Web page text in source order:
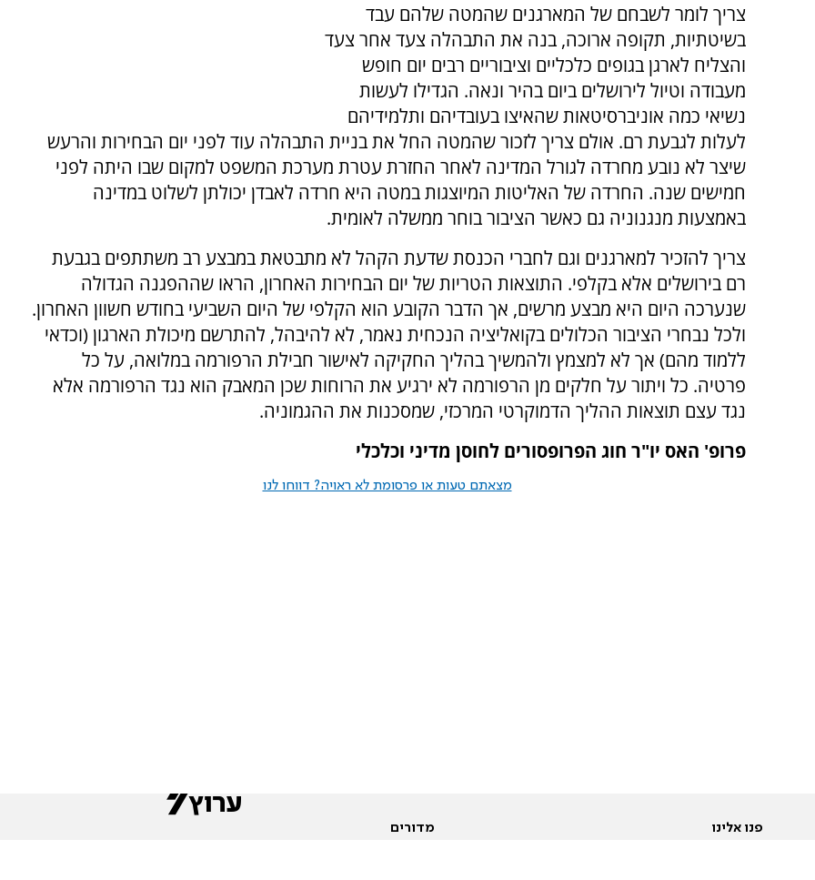
צריך לומר לשבחם של המארגנים שהמטה שלהם עבד
בשיטתיות, תקופה ארוכה, בנה את התבהלה צעד אחר צעד
והצליח לארגן בגופים כלכליים וציבוריים רבים יום חופש
מעבודה וטיול לירושלים ביום בהיר ונאה. הגדילו לעשות
נשיאי כמה אוניברסיטאות שהאיצו בעובדיהם ותלמידיהם
לעלות לגבעת רם. אולם צריך לזכור שהמטה החל את בניית התבהלה עוד לפני יום הבחירות והרעש
שיצר לא נובע מחרדה לגורל המדינה לאחר החזרת עטרת מערכת המשפט למקום שבו היתה לפני
חמישים שנה. החרדה של האליטות המיוצגות במטה היא חרדה לאבדן יכולתן לשלוט במדינה
באמצעות מנגנוניה גם כאשר הציבור בוחר ממשלה לאומית.
צריך להזכיר למארגנים וגם לחברי הכנסת שדעת הקהל לא מתבטאת במבצע רב משתתפים בגבעת
רם בירושלים אלא בקלפי. התוצאות הטריות של יום הבחירות האחרון, הראו שההפגנה הגדולה
שנערכה היום היא מבצע מרשים, אך הדבר הקובע הוא הקלפי של היום השביעי בחודש חשוון האחרון.
ולכל נבחרי הציבור הכלולים בקואליציה הנכחית נאמר, לא להיבהל, להתרשם מיכולת הארגון (וכדאי
ללמוד מהם) אך לא למצמץ ולהמשיך בהליך החקיקה לאישור חבילת הרפורמה במלואה, על כל
פרטיה. כל ויתור על חלקים מן הרפורמה לא ירגיע את הרוחות שכן המאבק הוא נגד הרפורמה אלא
נגד עצם תוצאות ההליך הדמוקרטי המרכזי, שמסכנות את ההגמוניה.
פרופ' האס יו"ר חוג הפרופסורים לחוסן מדיני וכלכלי
מצאתם טעות או פרסומת לא ראויה? דווחו לנו
פנו אלינו מדורים